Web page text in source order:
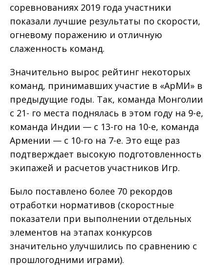
соревнованиях 2019 года участники
показали лучшие результаты по скорости,
огневому поражению и отличную
слаженность команд.
Значительно вырос рейтинг некоторых
команд, принимавших участие в «АрМИ» в
предыдущие годы. Так, команда Монголии
с 21- го места поднялась в этом году на 9-е,
команда Индии — с 13-го на 10-е, команда
Армении — с 10-го на 7-е. Это еще раз
подтверждает высокую подготовленность
экипажей и расчетов участников Игр.
Было поставлено более 70 рекордов
отработки нормативов (скоростные
показатели при выполнении отдельных
элементов на этапах конкурсов
значительно улучшились по сравнению с
прошлогодними играми).